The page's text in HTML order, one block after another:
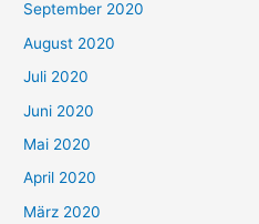
September 2020
August 2020
Juli 2020
Juni 2020
Mai 2020
April 2020
März 2020